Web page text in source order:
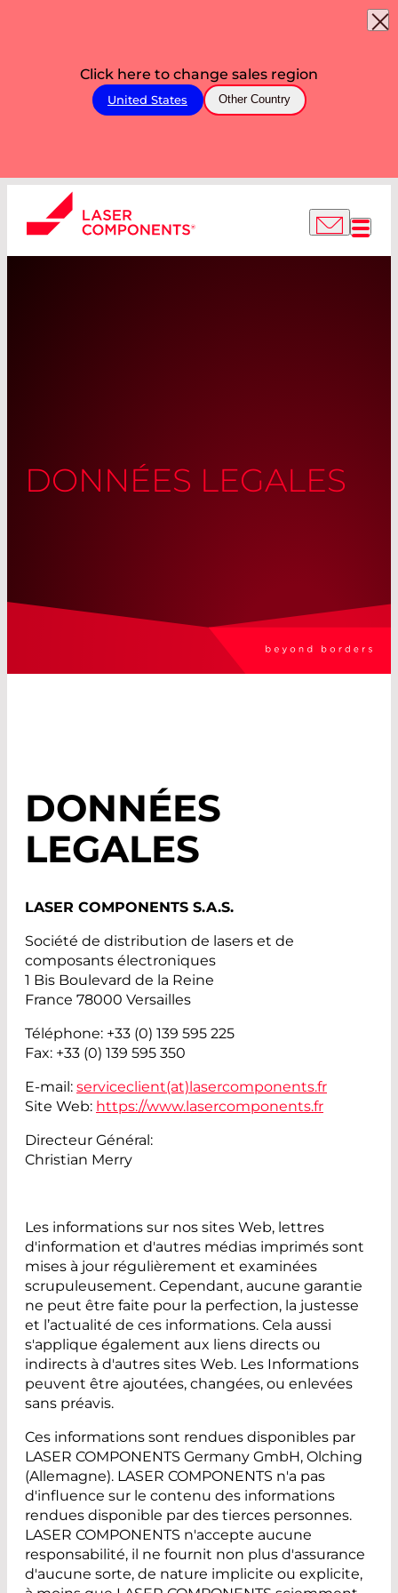
Click here to change sales region
United States Other Country
DONNÉES LEGALES
DONNÉES
LEGALES
LASER COMPONENTS S.A.S.
Société de distribution de lasers et de
composants électroniques
1 Bis Boulevard de la Reine
France 78000 Versailles
Téléphone: +33 (0) 139 595 225
Fax: +33 (0) 139 595 350
E-mail: serviceclient(at)lasercomponents.fr
Site Web: https://www.lasercomponents.fr
Directeur Général:
Christian Merry
Les informations sur nos sites Web, lettres
d'information et d'autres médias imprimés sont
mises à jour régulièrement et examinées
scrupuleusement. Cependant, aucune garantie
ne peut être faite pour la perfection, la justesse
et l’actualité de ces informations. Cela aussi
s'applique également aux liens directs ou
indirects à d'autres sites Web. Les Informations
peuvent être ajoutées, changées, ou enlevées
sans préavis.
Ces informations sont rendues disponibles par
LASER COMPONENTS Germany GmbH, Olching
(Allemagne). LASER COMPONENTS n'a pas
d'influence sur le contenu des informations
rendues disponible par des tierces personnes.
LASER COMPONENTS n'accepte aucune
responsabilité, il ne fournit non plus d'assurance
d'aucune sorte, de nature implicite ou explicite,